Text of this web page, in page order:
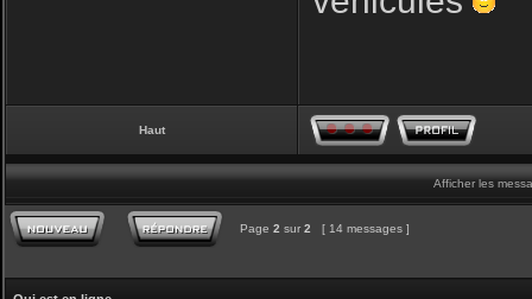
Haut
Afficher les
Page 2 sur 2 [ 14 messages ]